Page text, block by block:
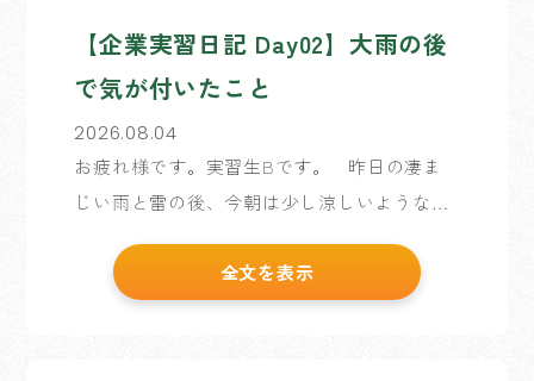
【企業実習日記 Day02】大雨の後
で気が付いたこと
2026.08.04
お疲れ様です。実習生Bです。 昨日の凄ま
じい雨と雷の後、今朝は少し涼しいような気
が暑すぎて基準が分からなくなってしまって
いる実習生Bです。 昨日から […]
全文を表示